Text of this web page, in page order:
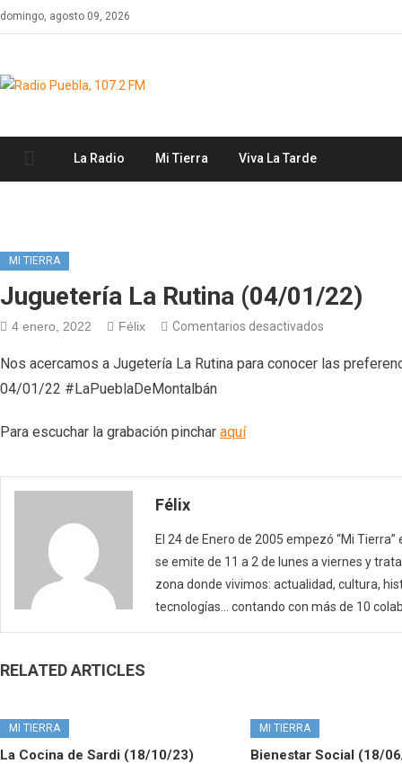
Skip
to
domingo, agosto 09, 2026
La Radio Mi Tierra Viva La Tarde
MI TIERRA
Juguetería La Rutina (04/01/22)
4 enero, 2022 Félix Comentarios desactivados
La
Nos acercamos a Jugetería La Rutina para conocer las
04/01/22 #LaPueblaDeMontalbán
Para escuchar la grabación pinchar aquí
Félix
El 24 de Enero de 2005 empezó “Mi
se emite de 11 a 2 de lunes a viernes y
zona donde vivimos: actualidad, cultura,
tecnologías… contando con más de 10
RELATED ARTICLES
MI TIERRA
La Cocina de Sardi (18/10/23)
MI TIERRA
Bienestar Social (18/